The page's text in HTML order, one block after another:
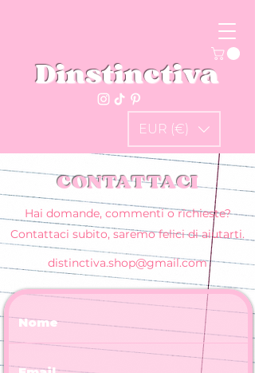
Dinstinctiva
EUR (€)
CONTATTACI
Hai domande, commenti o richieste?
Contattaci subito, saremo felici di aiutarti.
distinctiva.shop@gmail.com